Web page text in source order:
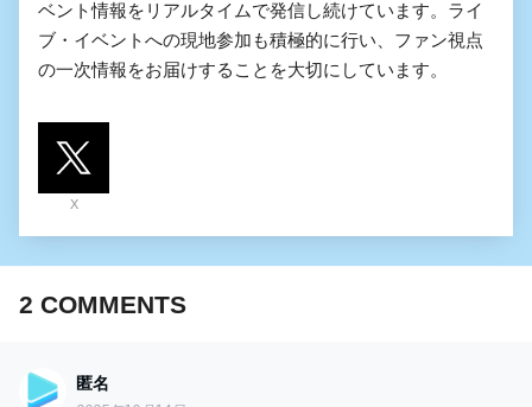
ベント情報をリアルタイムで発信し続けています。ライ
ブ・イベントへの現地参加も積極的に行い、ファン視点
の一次情報をお届けすることを大切にしています。
X
2 COMMENTS
匿名